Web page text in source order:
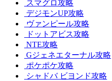
スマグロ攻略
デジモンUP攻略
ヴァンピール攻略
ドットアビス攻略
NTE攻略
Gジェネエターナル攻略
ポケポケ攻略
シャドバ ビヨンド攻略